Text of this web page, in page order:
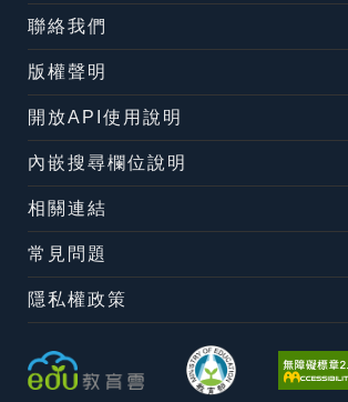
聯絡我們
版權聲明
開放API使用說明
內嵌搜尋欄位說明
相關連結
常見問題
隱私權政策